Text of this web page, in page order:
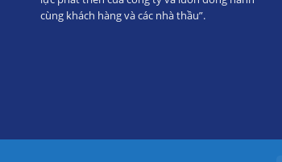
cùng khách hàng và các nhà thầu”.